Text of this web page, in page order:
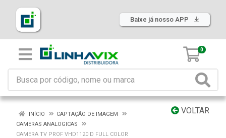
Baixe já nosso APP
0
VOLTAR
INÍCIO
CAPTAÇÃO DE IMAGEM
CAMERAS ANALOGICAS
CAMERA TV PROF VHD1120 D FULL COLOR